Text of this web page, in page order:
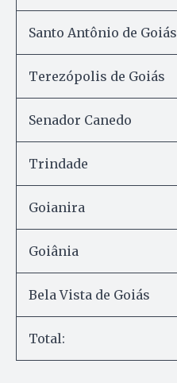
Santo Antônio de Goiás
Terezópolis de Goiás
Senador Canedo
Trindade
Goianira
Goiânia
Bela Vista de Goiás
Total: